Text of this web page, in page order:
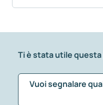
Ti è stata utile questa
Vuoi segnalare